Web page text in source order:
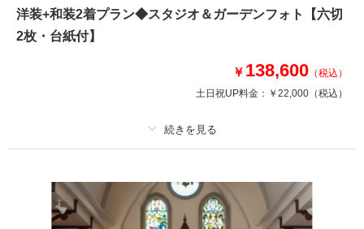
スタジオにガーデンが隣接しているからリラックスして過ごせます。
おめかしした可愛い我が子と一緒の撮影、パパママにはたまりません！！
*キャリーケースのご用意をお願いします*ペット衣装はお客様でご用意をお
このプランで撮影可能な撮影レポート
撮影日：2024年2月12日
洋装+和装2着プラン◆スタジオ＆ガーデンフォト【六切
2枚・台紙付】
￥ 138,600 （税込）
土日祝UP料金： ￥22,000 （税込）
撮影料 新婦衣装2着 新郎衣装2着
着付け ヘアメイク 小物一式